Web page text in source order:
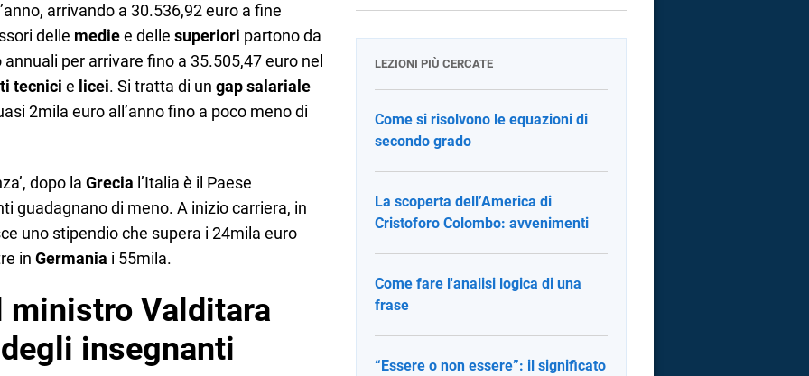
arrivando a 30.536,92 euro a fine
delle mediee delle superiori partono da
per arrivare fino a 35.505,47 euro nel
tecnici e licei. Si tratta di un gap salariale
2mila euro all’anno fino a poco meno di
dopo la Grecia l’Italia è il Paese
guadagnano di meno. A inizio carriera, in
uno stipendio che supera i 24mila euro
in Germania i 55mila.
ministro Valditara
insegnanti
LEZIONI PIÙ CERCATE
Come si risolvono le equazioni di
secondo grado
La scoperta dell’America di
Cristoforo Colombo: avvenimenti
Come fare l'analisi logica di una
frase
“Essere o non essere”: il significato